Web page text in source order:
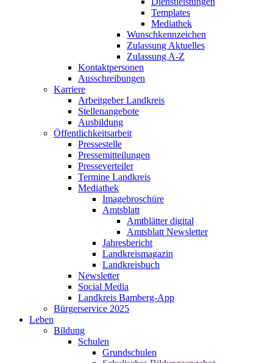
Templates
Mediathek
Wunschkennzeichen
Zulassung Aktuelles
Zulassung A-Z
Kontaktpersonen
Ausschreibungen
Karriere
Arbeitgeber Landkreis
Stellenangebote
Ausbildung
Öffentlichkeitsarbeit
Pressestelle
Pressemitteilungen
Presseverteiler
Termine Landkreis
Mediathek
Imagebroschüre
Amtsblatt
Amtblätter digital
Amtsblatt Newsletter
Jahresbericht
Landkreismagazin
Landkreisbuch
Newsletter
Social Media
Landkreis Bamberg-App
Bürgerservice 2025
Leben
Bildung
Schulen
Grundschulen